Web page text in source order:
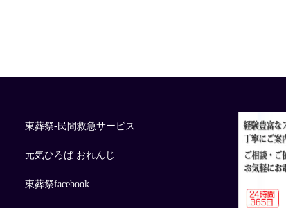
東葬祭-民間救急サービス
元気ひろば おれんじ
東葬祭facebook